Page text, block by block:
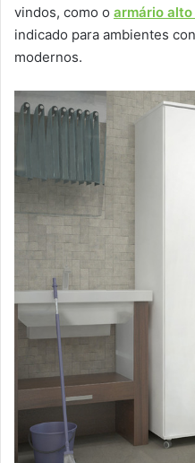
vindos, como o armário
indicado para ambientes
modernos.